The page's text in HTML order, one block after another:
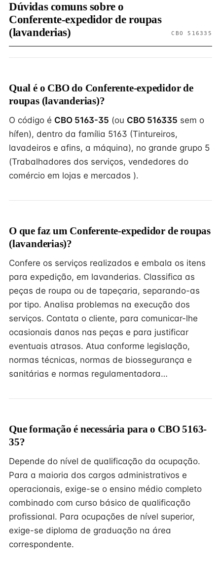
Dúvidas comuns sobre o
Conferente-expedidor de roupas
(lavanderias)
CBO 516335
Qual é o CBO do Conferente-expedidor de
roupas (lavanderias)?
O código é CBO 5163-35 (ou CBO 516335 sem o
hífen), dentro da família 5163 (Tintureiros,
lavadeiros e afins, a máquina), no grande grupo 5
(Trabalhadores dos serviços, vendedores do
comércio em lojas e mercados ).
O que faz um Conferente-expedidor de roupas
(lavanderias)?
Confere os serviços realizados e embala os itens
para expedição, em lavanderias. Classifica as
peças de roupa ou de tapeçaria, separando-as
por tipo. Analisa problemas na execução dos
serviços. Contata o cliente, para comunicar-lhe
ocasionais danos nas peças e para justificar
eventuais atrasos. Atua conforme legislação,
normas técnicas, normas de biossegurança e
sanitárias e normas regulamentadora…
Que formação é necessária para o CBO 5163-
35?
Depende do nível de qualificação da ocupação.
Para a maioria dos cargos administrativos e
operacionais, exige-se o ensino médio completo
combinado com curso básico de qualificação
profissional. Para ocupações de nível superior,
exige-se diploma de graduação na área
correspondente.